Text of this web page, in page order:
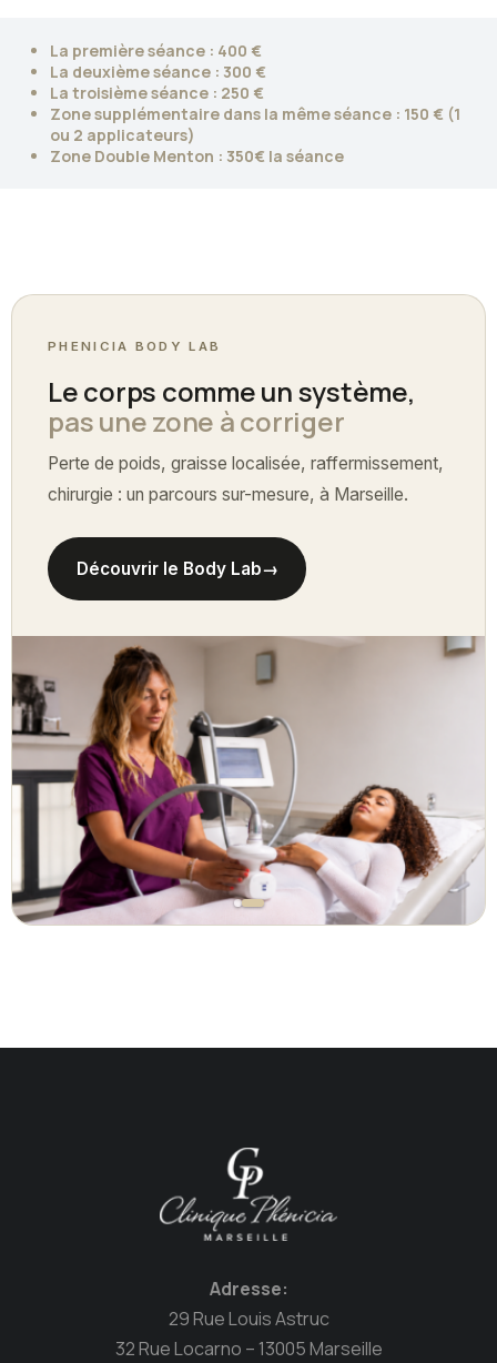
La première séance : 400 €
La deuxième séance : 300 €
La troisième séance : 250 €
Zone supplémentaire dans la même séance : 150 € (1
ou 2 applicateurs)
Zone Double Menton : 350€ la séance
PHENICIA BODY LAB
Le corps comme un système,
pas une zone à corriger
Perte de poids, graisse localisée, raffermissement,
chirurgie : un parcours sur-mesure, à Marseille.
Découvrir le Body Lab→
Adresse:
29 Rue Louis Astruc
32 Rue Locarno – 13005 Marseille